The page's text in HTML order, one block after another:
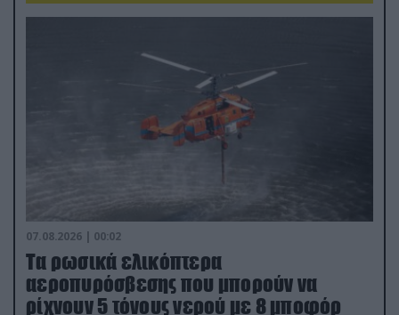
07.08.2026 | 00:02
Τα ρωσικά ελικόπτερα
αεροπυρόσβεσης που μπορούν να
ρίχνουν 5 τόνους νερού με 8 μποφόρ